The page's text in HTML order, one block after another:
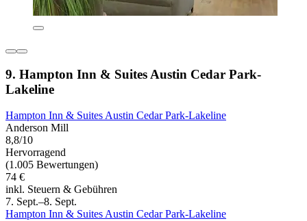
9. Hampton Inn & Suites Austin Cedar Park-
Lakeline
Hampton Inn & Suites Austin Cedar Park-Lakeline
Anderson Mill
8,8/10
Hervorragend
(1.005 Bewertungen)
74 €
inkl. Steuern & Gebühren
7. Sept.–8. Sept.
Hampton Inn & Suites Austin Cedar Park-Lakeline